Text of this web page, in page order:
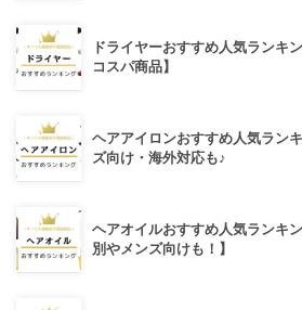
ドライヤーおすすめ人気ランキ
コスパ商品】
ヘアアイロンおすすめ人気ラン
ズ向け・海外対応も♪
ヘアオイルおすすめ人気ランキ
別やメンズ向けも！】